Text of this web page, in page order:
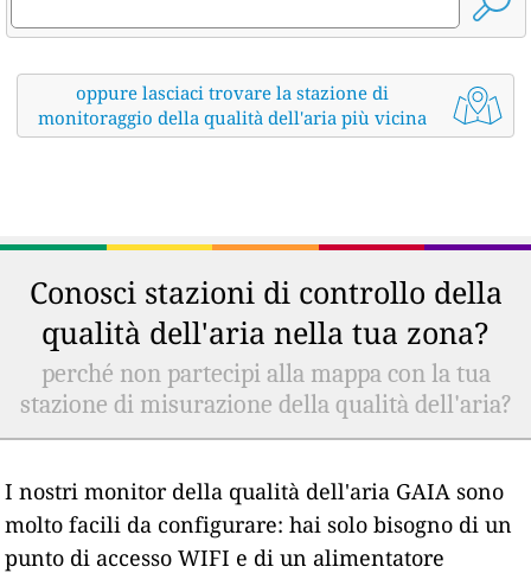
oppure lasciaci trovare la stazione di
monitoraggio della qualità dell'aria più vicina
Conosci stazioni di controllo della
qualità dell'aria nella tua zona?
perché non partecipi alla mappa con la tua
stazione di misurazione della qualità dell'aria?
I nostri monitor della qualità dell'aria GAIA sono
molto facili da configurare: hai solo bisogno di un
punto di accesso WIFI e di un alimentatore